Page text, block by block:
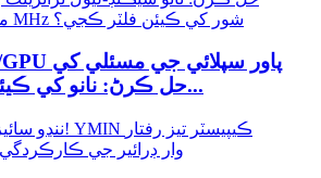
حل ڪرڻ: نانو کي ڪيئن مستحڪم ڪجي...